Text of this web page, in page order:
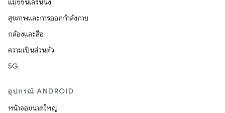
แมชชีนเลิร์นนิง
สุขภาพและการออกกำลังกาย
กล้องและสื่อ
ความเป็นส่วนตัว
5G
อุปกรณ์ ANDROID
หน้าจอขนาดใหญ่